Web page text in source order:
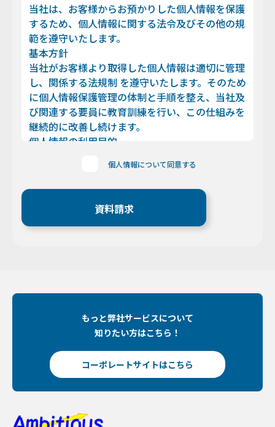
当社は、お客様からお預かりした個人情報を保護
するため、個人情報に関する法令及びその他の規
範を遵守いたします。
基本方針
当社がお客様より取得した個人情報は適切に管理
し、関係する法規制 を遵守いたします。そのため
に個人情報保護管理の体制と手順を整え、当社及
び関連する要員に教育訓練を行い、この仕組みを
継続的に改善し続けます。
個人情報の利用目的
り、及び御注文確認、サービスや商品の提供、ご
提供に利用いたします。お客様からお預りした個
人情報は、お客様からご依頼いただいた業務のみ
に利用いたします。
要請を受け、当社とお客様の権利、財産、安全を
保護するため、情報の開示が必要不可欠と認めら
【Googleアナリティクスの使用について】 当サ
イトでは、より良いサービスの提供、またユーザ
を使用し、当サイトの利用状況などのデータ収集
個人情報について同意する
もっと弊社サービスについて
知りたい方はこちら！
コーポレートサイトはこちら